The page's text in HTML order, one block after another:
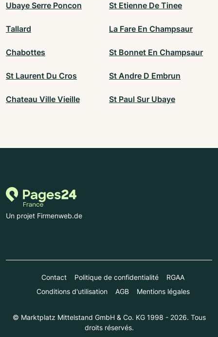
Ubaye Serre Poncon St Etienne De Tinee
Tallard La Fare En Champsaur
Chabottes St Bonnet En Champsaur
St Laurent Du Cros St Andre D Embrun
Chateau Ville Vieille St Paul Sur Ubaye
Un projet Firmenweb.de
Contact Politique de confidentialité
RGAA
Conditions d'utilisation
AGB Mentions légales
© Marktplatz Mittelstand GmbH & Co. KG 1998 - 2026. Tous
droits réservés.